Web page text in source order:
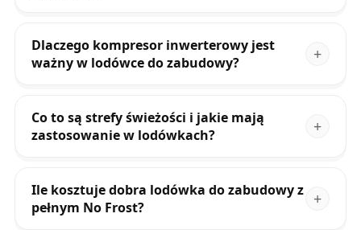
Dlaczego kompresor inwerterowy jest
ważny w lodówce do zabudowy?
Co to są strefy świeżości i jakie mają
zastosowanie w lodówkach?
Ile kosztuje dobra lodówka do zabudowy z
pełnym No Frost?